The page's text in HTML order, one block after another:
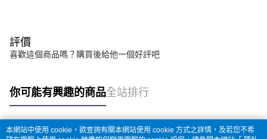
評價
喜歡這個商品嗎？購買後給他一個好評吧
你可能有興趣的商品全站排行
本網站中使用 cookie，欲查詢有關本網站使用 cookie 方式之詳情，及若您不希